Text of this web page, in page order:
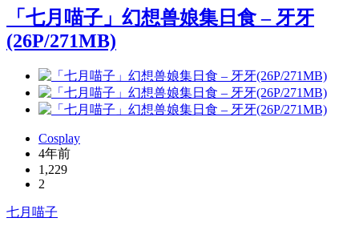
「七月喵子」幻想兽娘集日食 – 牙牙
(26P/271MB)
Cosplay
4年前
1,229
2
七月喵子